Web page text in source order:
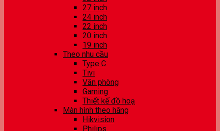
27 inch
24 inch
22 inch
20 inch
19 inch
Theo nhu cầu
Type C
Tivi
Văn phòng
Gaming
Thiết kế đồ hoạ
Màn hình theo hãng
Hikvision
Philips